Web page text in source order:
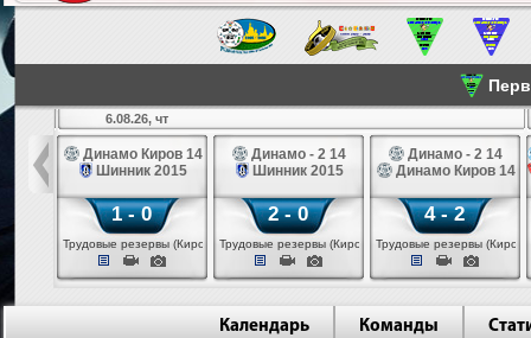
14
6.08.26, чт
Динамо Киров 14
Шинник 2015
1 - 0
Трудовые резервы (Киров)
Динамо - 2 14
Шинник 2015
2 - 0
Трудовые резервы (Киров)
Динамо - 2 14
Динамо Киров 14
4 - 2
Трудовые резервы (Киров)
Календарь Команды